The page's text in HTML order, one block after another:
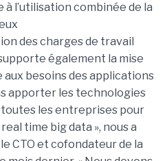
l’utilisation combinée de la
des charges de travail
également la mise
besoins des applications
apporter les technologies
les entreprises pour
time big data », nous a
CTO et cofondateur de la